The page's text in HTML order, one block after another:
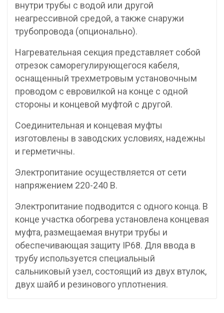
внутри трубы с водой или другой
неагрессивной средой, а также снаружи
трубопровода (опционально).
Нагревательная секция представляет собой
отрезок саморегулирующегося кабеля,
оснащенный трехметровым установочным
проводом с евровилкой на конце с одной
стороны и концевой муфтой с другой.
Соединительная и концевая муфты
изготовлены в заводских условиях, надежны
и герметичны.
Электропитание осуществляется от сети
напряжением 220-240 В.
Электропитание подводится с одного конца. В
конце участка обогрева установлена концевая
муфта, размещаемая внутри трубы и
обеспечивающая защиту IP68. Для ввода в
трубу используется специальный
cальниковый узел, состоящий из двух втулок,
двух шайб и резинового уплотнения.